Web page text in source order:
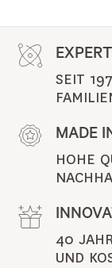
SEIT
MADE
HOHE
40
UND